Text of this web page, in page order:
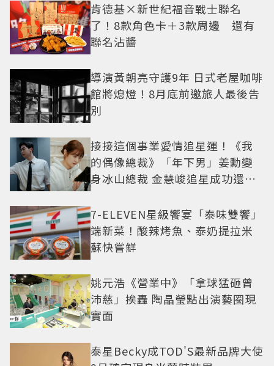
肯德基×新世紀福音戰士聯名
了！8款角色卡＋3款周邊 還有
聯名沾醬
導演黃朝亮守護9年 日式老屋咖啡
館將熄燈！8月底前邀旅人最後告
別
接接這個事業愛情追星運！《我
的偶像總裁》「年下男」姜勳變
身冰山總裁 金慧峻追星成功還偶
7-ELEVEN星級饗宴「泰味雙饗」
端新菜！酸辣烤魚、泰奶提拉米
蘇快嘗鮮
姚元浩《營業中》「拿球猛砸曾
沛慈」挨轟 陶晶瑩點出演藝圈現
實面
泰星Becky成TOD'S最新品牌大使